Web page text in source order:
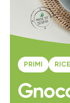
PRIMI